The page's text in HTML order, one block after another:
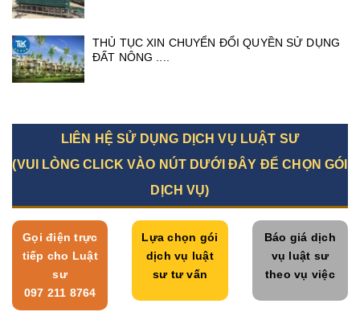
THỦ TỤC XIN CHUYỂN ĐỔI QUYỀN SỬ DỤNG
ĐẤT NÔNG ....
LIÊN HỆ SỬ DỤNG DỊCH VỤ LUẬT SƯ
(VUI LÒNG CLICK VÀO NÚT DƯỚI ĐÂY ĐỂ CHỌN GÓI
DỊCH VỤ)
Gọi điện trực
tiếp cho Luật
sư
097 211 8764
Lựa chọn gói
dịch vụ luật
sư tư vấn
Báo giá dịch
vụ luật sư
theo vụ việc